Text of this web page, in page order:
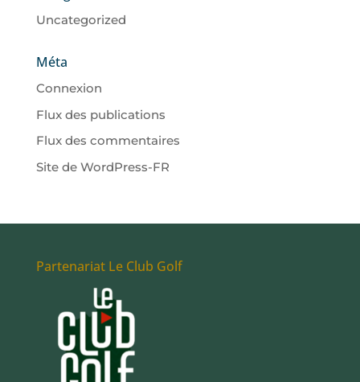
Uncategorized
Méta
Connexion
Flux des publications
Flux des commentaires
Site de WordPress-FR
Partenariat Le Club Golf